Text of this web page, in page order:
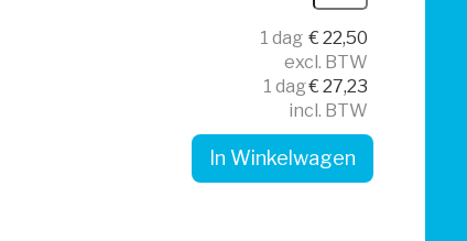
1 dag € 22,50
excl. BTW
1 dag€ 27,23
incl. BTW
In Winkelwagen